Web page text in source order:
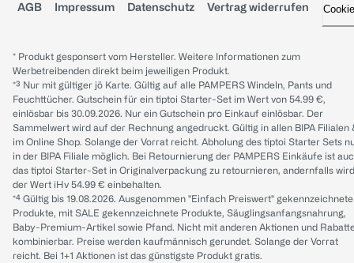
AGB Impressum Datenschutz Vertrag widerrufen
* Produkt gesponsert vom Hersteller. Weitere Informationen zum
Werbetreibenden direkt beim jeweiligen Produkt.
*³ Nur mit gültiger jö Karte. Gültig auf alle PAMPERS Windeln, Pants und
Feuchttücher. Gutschein für ein tiptoi Starter-Set im Wert von 54.99 €,
einlösbar bis 30.09.2026. Nur ein Gutschein pro Einkauf einlösbar. Der
Sammelwert wird auf der Rechnung angedruckt. Gültig in allen BIPA Filialen
im Online Shop. Solange der Vorrat reicht. Abholung des tiptoi Starter Sets
in der BIPA Filiale möglich. Bei Retournierung der PAMPERS Einkäufe ist
das tiptoi Starter-Set in Originalverpackung zu retournieren, andernfalls wird
der Wert iHv 54.99 € einbehalten.
*⁴ Gültig bis 19.08.2026. Ausgenommen "Einfach Preiswert" gekennzeichnete
Produkte, mit SALE gekennzeichnete Produkte, Säuglingsanfangsnahrung,
Baby-Premium-Artikel sowie Pfand. Nicht mit anderen Aktionen und
kombinierbar. Preise werden kaufmännisch gerundet. Solange der Vorrat
reicht. Bei 1+1 Aktionen ist das günstigste Produkt gratis.